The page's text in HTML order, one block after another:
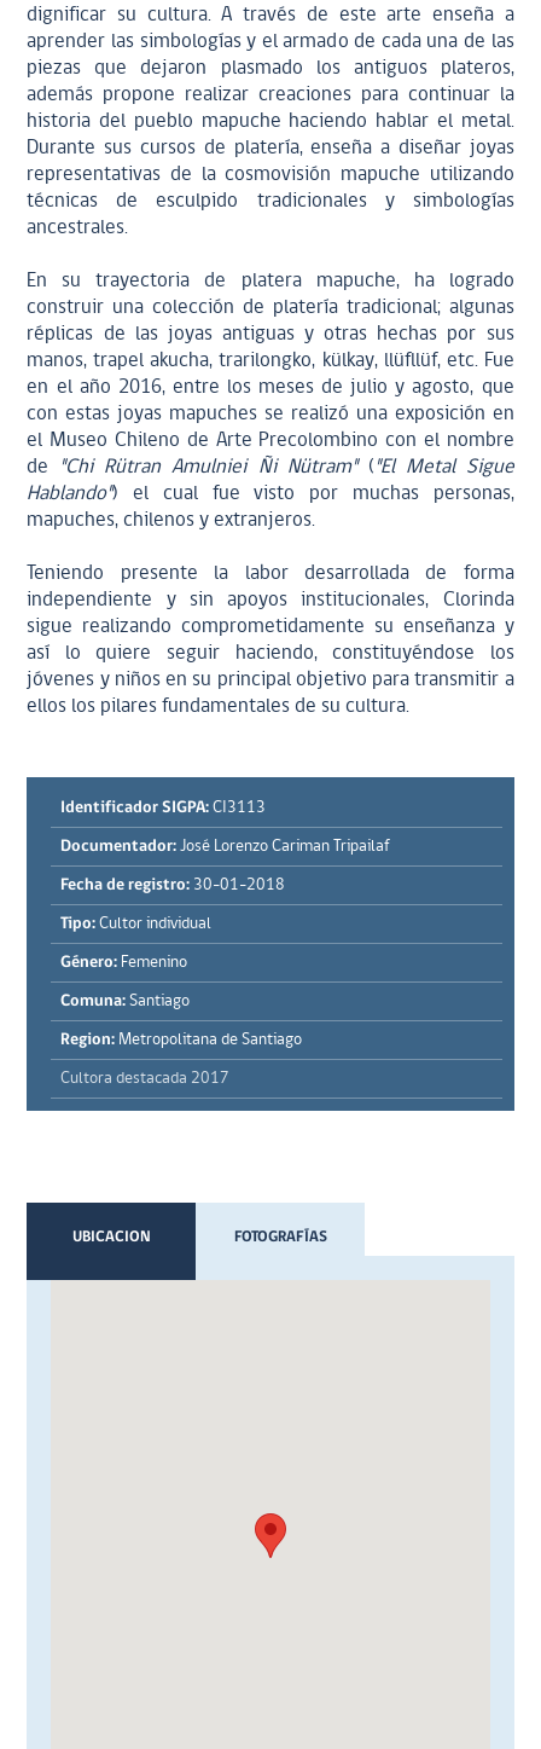
dignificar su cultura. A través de este arte enseña a
aprender las simbologías y el armado de cada una de las
piezas que dejaron plasmado los antiguos plateros,
además propone realizar creaciones para continuar la
historia del pueblo mapuche haciendo hablar el metal.
Durante sus cursos de platería, enseña a diseñar joyas
representativas de la cosmovisión mapuche utilizando
técnicas de esculpido tradicionales y simbologías
ancestrales.
En su trayectoria de platera mapuche, ha logrado
construir una colección de platería tradicional; algunas
réplicas de las joyas antiguas y otras hechas por sus
manos, trapel akucha, trarilongko, külkay, llüfllüf, etc. Fue
en el año 2016, entre los meses de julio y agosto, que
con estas joyas mapuches se realizó una exposición en
el Museo Chileno de Arte Precolombino con el nombre
de
"Chi Rütran Amulniei Ñi Nütram"( "El Metal Sigue
Hablando") el cual fue visto por muchas personas,
mapuches, chilenos y extranjeros.
Teniendo presente la labor desarrollada de forma
independiente y sin apoyos institucionales, Clorinda
sigue realizando comprometidamente su enseñanza y
así lo quiere seguir haciendo, constituyéndose los
jóvenes y niños en su principal objetivo para transmitir a
ellos los pilares fundamentales de su cultura.
Identificador SIGPA: CI3113
Documentador: José Lorenzo Cariman Tripailaf
Fecha de registro: 30-01-2018
Tipo: Cultor individual
Género: Femenino
Comuna: Santiago
Region: Metropolitana de Santiago
Cultora destacada 2017
UBICACION FOTOGRAFÍAS